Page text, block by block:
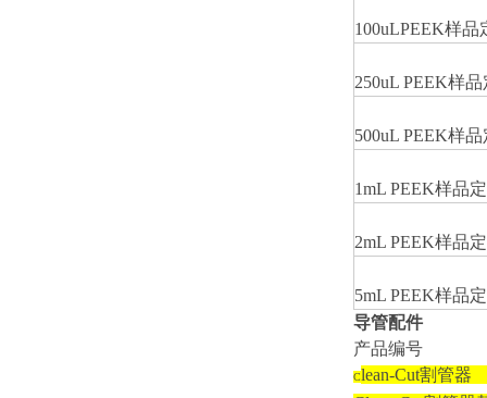
100uLPEEK样品
250uL PEEK样品
500uL PEEK样品
1mL PEEK样品
2mL PEEK样品
5mL PEEK样品
导管配件
产品编号
Clean-Cut割管